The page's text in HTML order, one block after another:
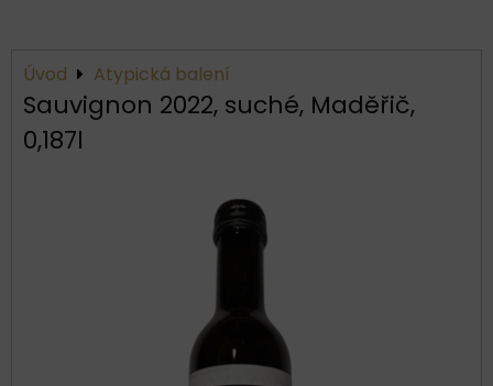
Úvod Atypická balení
Sauvignon 2022, suché, Maděřič,
0,187l